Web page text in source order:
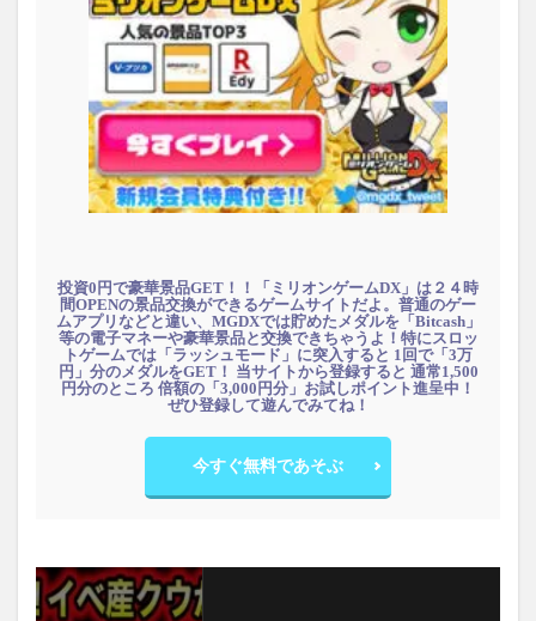
投資0円で豪華景品GET！！「ミリオンゲームDX」は２４時
間OPENの景品交換ができるゲームサイトだよ。普通のゲー
ムアプリなどと違い、MGDXでは貯めたメダルを「Bitcash」
等の電子マネーや豪華景品と交換できちゃうよ！特にスロッ
トゲームでは「ラッシュモード」に突入すると 1回で「3万
円」分のメダルをGET！ 当サイトから登録すると 通常1,500
円分のところ 倍額の「3,000円分」お試しポイント進呈中！
ぜひ登録して遊んでみてね！
今すぐ無料であそぶ